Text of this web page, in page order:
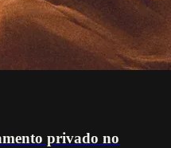
privado no